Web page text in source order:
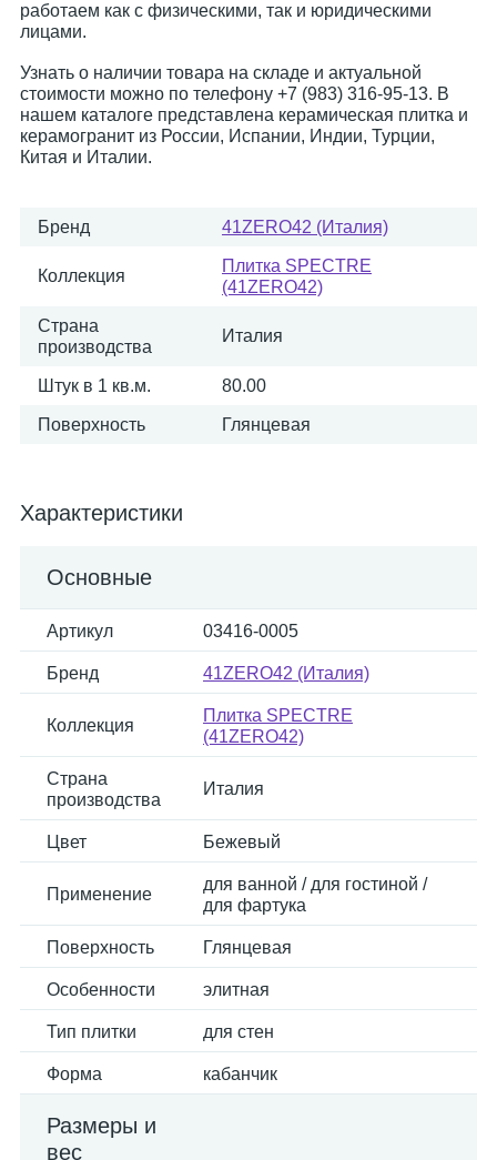
работаем как с физическими, так и юридическими
лицами.
Узнать о наличии товара на складе и актуальной
стоимости можно по телефону +7 (983) 316-95-13. В
нашем каталоге представлена керамическая плитка и
керамогранит из России, Испании, Индии, Турции,
Китая и Италии.
Бренд 41ZERO42 (Италия)
Коллекция
Плитка SPECTRE
(41ZERO42)
Страна
производства
Италия
Штук в 1 кв.м. 80.00
Поверхность Глянцевая
Характеристики
Основные
Артикул 03416-0005
Бренд 41ZERO42 (Италия)
Коллекция
Плитка SPECTRE
(41ZERO42)
Страна
производства
Италия
Цвет Бежевый
Применение
для ванной / для гостиной /
для фартука
Поверхность Глянцевая
Особенности элитная
Тип плитки для стен
Форма кабанчик
Размеры и
вес